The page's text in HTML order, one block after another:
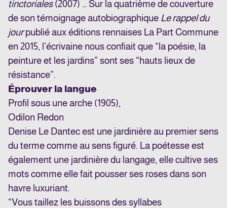
tinctoriales(2007) … Sur la quatrième de couverture
de son témoignage autobiographique Le rappel du
jourpublié aux éditions rennaises La Part Commune
en 2015, l’écrivaine nous confiait que “la poésie, la
peinture et les jardins” sont ses “hauts lieux de
résistance”.
Éprouver la langue
Profil sous une arche (1905),
Odilon Redon
Denise Le Dantec est une jardinière au premier sens
du terme comme au sens figuré. La poétesse est
également une jardinière du langage, elle cultive ses
mots comme elle fait pousser ses roses dans son
havre luxuriant.
“Vous taillez les buissons des syllabes